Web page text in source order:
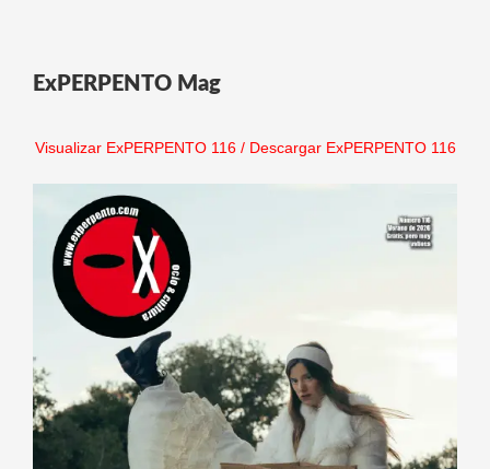
ExPERPENTO Mag
Visualizar ExPERPENTO 116/ Descargar ExPERPENTO 116